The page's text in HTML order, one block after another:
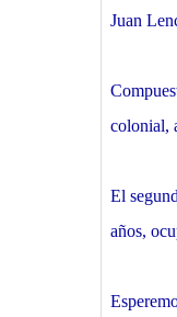
Juan
colonial,
El
años,